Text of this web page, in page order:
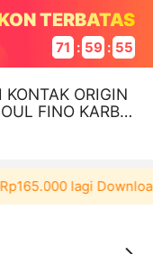
TERBATAS
71 : 59 : 54
KONTAK ORIGIN
FINO KARBU
lagi Download